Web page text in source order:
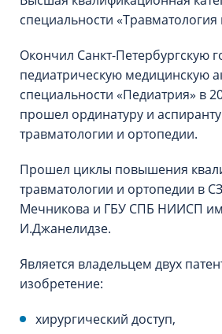
специальности
Окончил Санкт-Петербургскую
педиатрическую медицинскую
специальности «Педиатрия» в
прошел ординатуру и
травматологии и ортопедии.
Прошел циклы повышения
травматологии и ортопедии в
Мечникова и ГБУ СПБ НИИСП
И.Джанелидзе.
Является владельцем двух
изобретение:
хирургический доступ,